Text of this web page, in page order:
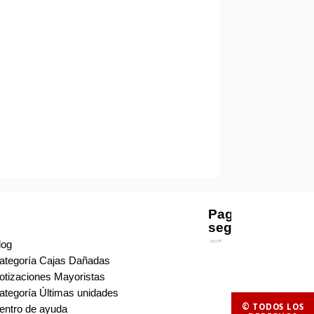
Cajas Dañadas
Mayoristas
Últimas unidades
de ayuda
Pago
seguro
© TODOS LOS